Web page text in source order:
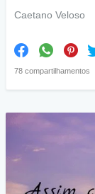
Caetano Veloso
78 compartilhamentos